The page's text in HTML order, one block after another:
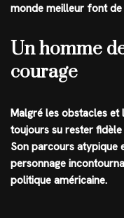
monde meilleur font
Un homme
courage
Malgré les obstacles et
toujours su rester
Son parcours atypique
personnage
politique américaine.